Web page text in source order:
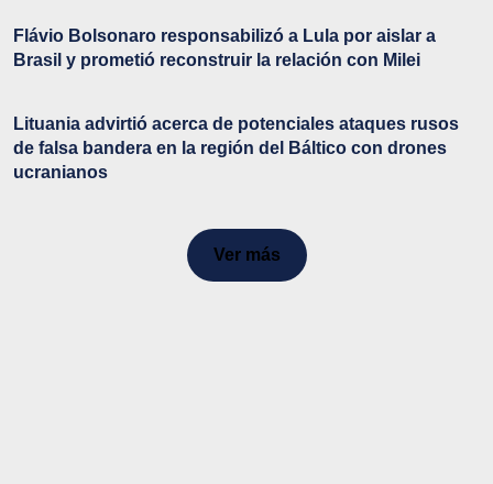
Flávio Bolsonaro responsabilizó a Lula por aislar a
Brasil y prometió reconstruir la relación con Milei
Lituania advirtió acerca de potenciales ataques rusos
de falsa bandera en la región del Báltico con drones
ucranianos
Ver más